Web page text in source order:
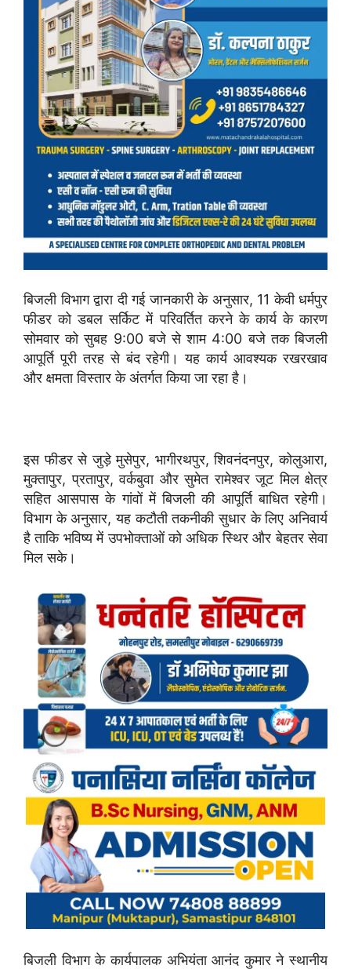
बिजली विभाग द्वारा दी गई जानकारी के अनुसार, 11 केवी धर्मपुर
फीडर को डबल सर्किट में परिवर्तित करने के कार्य के कारण
सोमवार को सुबह 9:00 बजे से शाम 4:00 बजे तक बिजली
आपूर्ति पूरी तरह से बंद रहेगी। यह कार्य आवश्यक रखरखाव
और क्षमता विस्तार के अंतर्गत किया जा रहा है।
इस फीडर से जुड़े मुसेपुर, भागीरथपुर, शिवनंदनपुर, कोलुआरा,
मुक्तापुर, प्रतापुर, वर्कबुवा और सुमेत रामेश्वर जूट मिल क्षेत्र
सहित आसपास के गांवों में बिजली की आपूर्ति बाधित रहेगी।
विभाग के अनुसार, यह कटौती तकनीकी सुधार के लिए अनिवार्य
है ताकि भविष्य में उपभोक्ताओं को अधिक स्थिर और बेहतर सेवा
मिल सके।
बिजली विभाग के कार्यपालक अभियंता आनंद कुमार ने स्थानीय